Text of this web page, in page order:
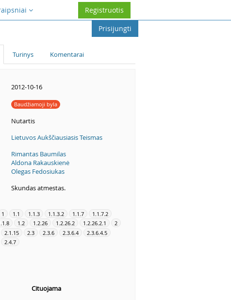
Registruotis
Prisijungti
Turinys Komentarai
2012-10-16
Baudžiamoji byla
Nutartis
Lietuvos Aukščiausiasis Teismas
Rimantas Baumilas
Aldona Rakauskienė
Olegas Fedosiukas
Skundas atmestas.
1 1.1 1.1.3 1.1.3.2 1.1.7
1.1.7.2
1.2 1.2.26 1.2.26.2 1.2.26.2.1
2
2.1.15 2.3 2.3.6 2.3.6.4
2.3.6.4.5
2.4.7
Cituojama